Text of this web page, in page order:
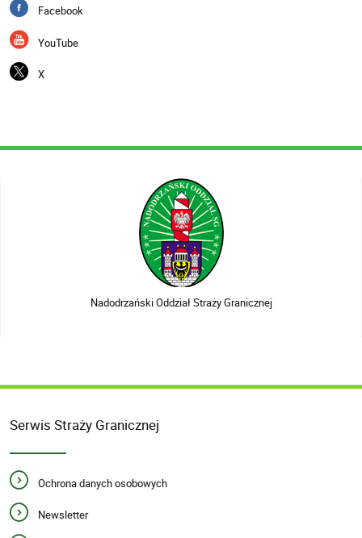
Facebook
YouTube
X
Nadodrzański Oddział Straży Granicznej
Serwis Straży Granicznej
Ochrona danych osobowych
Newsletter